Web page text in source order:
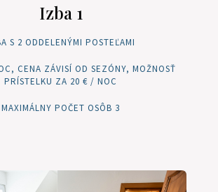
Izba 1
S 2 ODDELENÝMI POSTEĽAMI
CENA ZÁVISÍ OD SEZÓNY, MOŽNOSŤ
PRÍSTELKU ZA 20 € / NOC
MAXIMÁLNY POČET OSÔB 3